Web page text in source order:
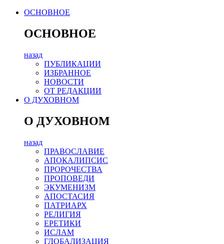
ОСНОВНОЕ
ОСНОВНОЕ
назад
ПУБЛИКАЦИИ
ИЗБРАННОЕ
НОВОСТИ
ОТ РЕДАКЦИИ
О ДУХОВНОМ
О ДУХОВНОМ
назад
ПРАВОСЛАВИЕ
АПОКАЛИПСИС
ПРОРОЧЕСТВА
ПРОПОВЕДИ
ЭКУМЕНИЗМ
АПОСТАСИЯ
ПАТРИАРХ
РЕЛИГИЯ
ЕРЕТИКИ
ИСЛАМ
ГЛОБАЛИЗАЦИЯ